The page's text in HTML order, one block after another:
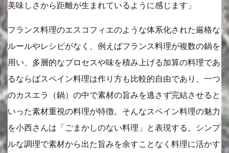
美味しさから距離が生まれているように感じます」
フランス料理のエスコフィエのような体系化された厳格な
ルールやレシピがなく、例えばフランス料理が複数の鍋を
用い、多層的なプロセスや味を積み上げる加算の料理であ
るならばスペイン料理は作り方も比較的自由であり、一つ
のカスエラ（鍋）の中で素材の旨みを逃さず完結させると
いった素材重視の料理が特徴。そんなスペイン料理の魅力
を小西さんは「ごまかしのない料理」と表現する。シンプ
ルな調理で素材から出た旨みを余すことなく料理に活かす